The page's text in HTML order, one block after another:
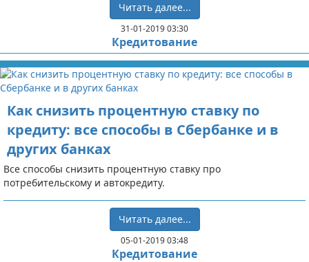
Читать далее...
31-01-2019 03:30
Кредитование
Как снизить процентную ставку по
кредиту: все способы в Сбербанке и в
других банках
Все способы снизить процентную ставку про
потребительскому и автокредиту.
Читать далее...
05-01-2019 03:48
Кредитование